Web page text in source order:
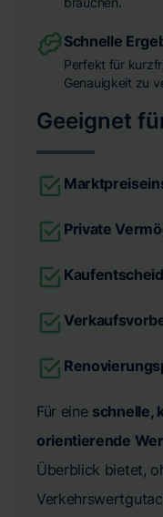
Schnelle
Perfekt für
Genauigkeit zu
Geeignet
Private
Für eine schnelle,
orientierende
Überblick bietet,